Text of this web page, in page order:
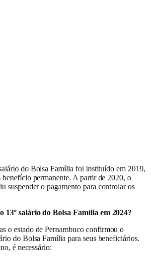
do Bolsa Família foi instituído em 2019,
benefício permanente. A partir de 2020, o
suspender o pagamento para controlar os
13º salário do Bolsa Família em 2024?
o estado de Pernambuco confirmou o
do Bolsa Família para seus beneficiários.
é necessário: